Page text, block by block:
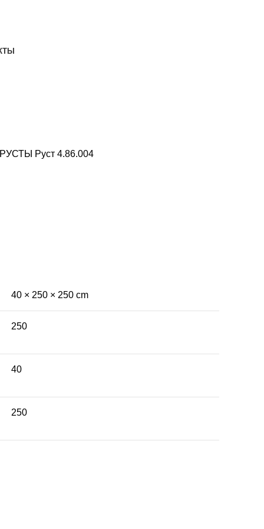
РУСТЫ Руст 4.86.004
40 × 250 × 250 cm
250
40
250